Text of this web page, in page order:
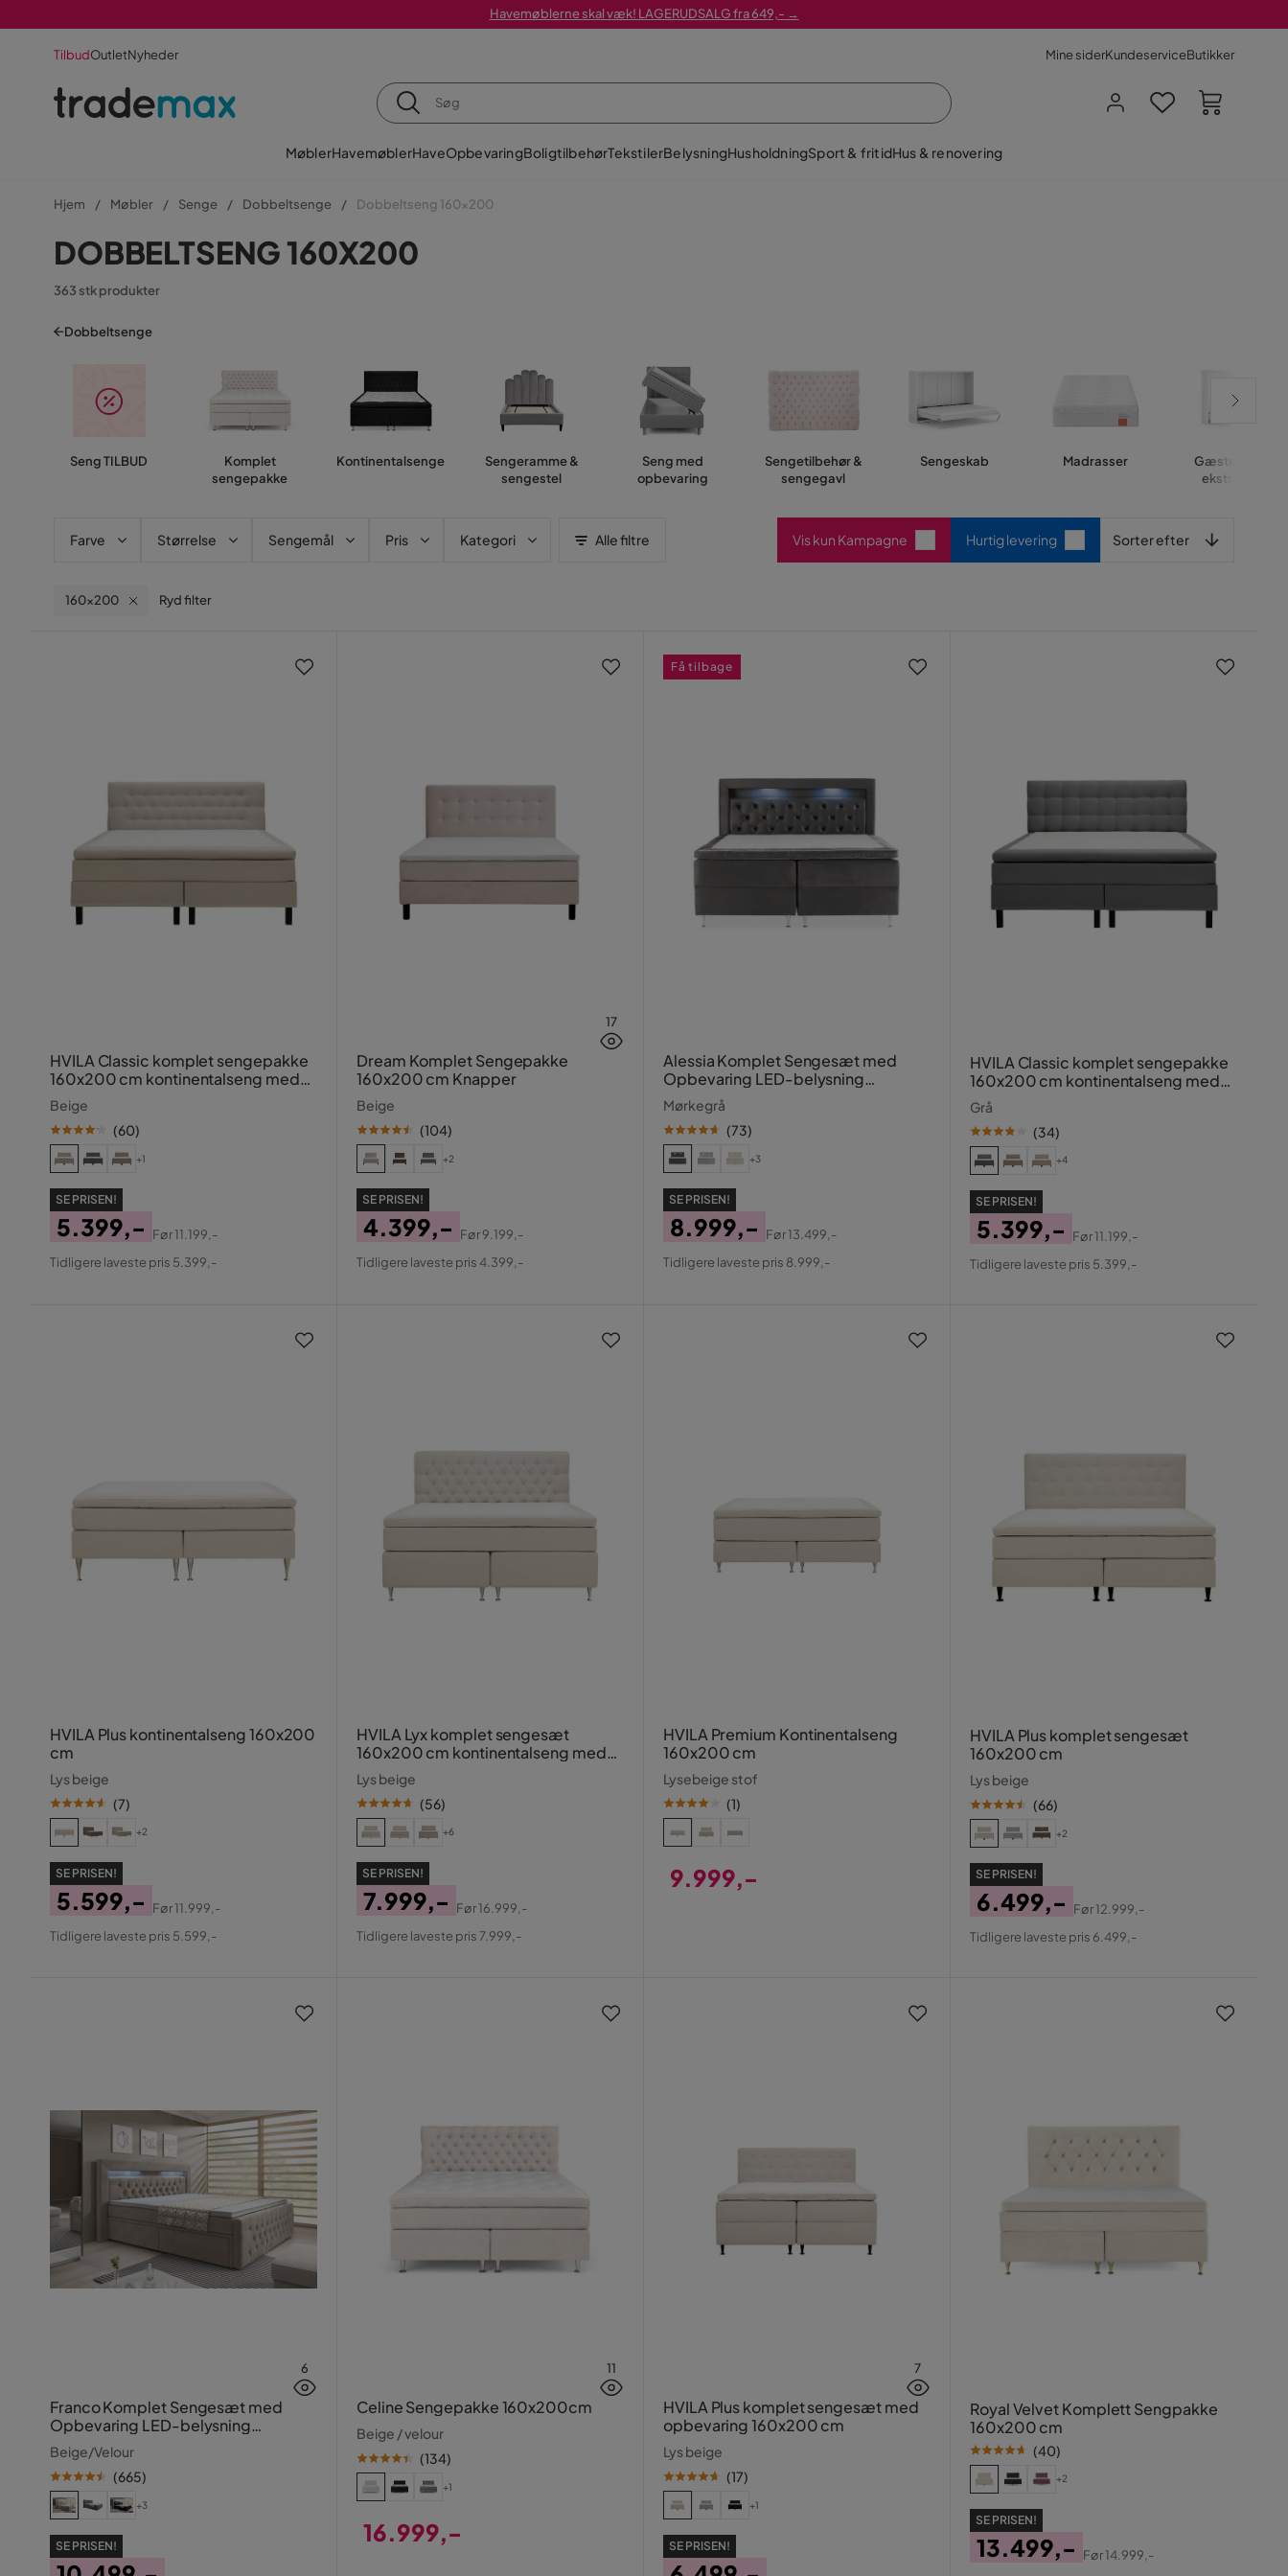
Havemøblerne skal væk! LAGERUDSALG fra 649,- →
TilbudOutletNyheder Mine siderKundeserviceButikker
MøblerHavemøblerHaveOpbevaringBoligtilbehørTekstilerBelysningHusholdningSport & fritidHus & renovering
Hjem Møbler Senge Dobbeltsenge Dobbeltseng 160x200
DOBBELTSENG 160X200
363 stk produkter
Dobbeltsenge
Seng TILBUD
Komplet
sengepakke
Kontinentalsenge
Sengeramme &
sengestel
Seng med
opbevaring
Sengetilbehør &
sengegavl
Sengeskab Madrasser
Gæsteseng &
ekstraseng
Farve Størrelse Sengemål Pris Kategori Alle filtre Vis kun Kampagne Hurtig levering Sorter efter
160x200 Ryd filter
HVILA Classic komplet sengepakke
160x200 cm kontinentalseng med
diamant-sengegavl
Beige
(60)
+1
SE PRISEN!
Pris
5.399,-
Original
Før11.199,-
Tidligere laveste pris 5.399,-
17
Dream Komplet Sengepakke
160x200 cm Knapper
Beige
(104)
+2
SE PRISEN!
Pris
4.399,-
Original
Før9.199,-
Tidligere laveste pris 4.399,-
Alessia Komplet Sengesæt med
Opbevaring LED-belysning
160x200 cm
Mørkegrå
(73)
+3
SE PRISEN!
Pris
8.999,-
Original
Før13.499,-
Tidligere laveste pris 8.999,-
Få tilbage
HVILA Classic komplet sengepakke
160x200 cm kontinentalseng med
ternet sengegavl
Grå
(34)
+4
SE PRISEN!
Pris
5.399,-
Original
Før11.199,-
Tidligere laveste pris 5.399,-
HVILA Plus kontinentalseng 160x200
cm
Lys beige
(7)
+2
SE PRISEN!
Pris
5.599,-
Original
Før11.999,-
Tidligere laveste pris 5.599,-
HVILA Lyx komplet sengesæt
160x200 cm kontinentalseng med
knappolstret sengegavl
Lys beige
(56)
+6
SE PRISEN!
Pris
7.999,-
Original
Før16.999,-
Tidligere laveste pris 7.999,-
HVILA Premium Kontinentalseng
160x200 cm
Lysebeige stof
(1)
9.999,-
HVILA Plus komplet sengesæt
160x200 cm
Lys beige
(66)
+2
SE PRISEN!
Pris
6.499,-
Original
Før12.999,-
Tidligere laveste pris 6.499,-
6
Franco Komplet Sengesæt med
Opbevaring LED-belysning
160x200 cm
Beige/Velour
(665)
+3
SE PRISEN!
11
Celine Sengepakke 160x200cm
Beige / velour
(134)
+1
16.999,-
7
HVILA Plus komplet sengesæt med
opbevaring 160x200 cm
Lys beige
(17)
+1
SE PRISEN!
Royal Velvet Komplett Sengpakke
160x200 cm
(40)
+2
SE PRISEN!
13.499,-
Før14.999,-